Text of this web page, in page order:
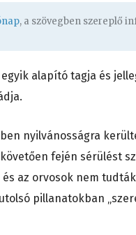
, a szövegben szereplő
egyik alapító tagja és
nyilvánosságra
fején sérülést
az orvosok nem
pillanatokban